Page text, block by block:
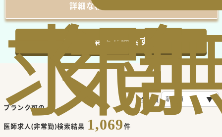
求
気
閲
詳細な検索条件を表示
この条件で検索する
ブランク可の
医師求人(非常勤)検索結果 1,069件
並び順